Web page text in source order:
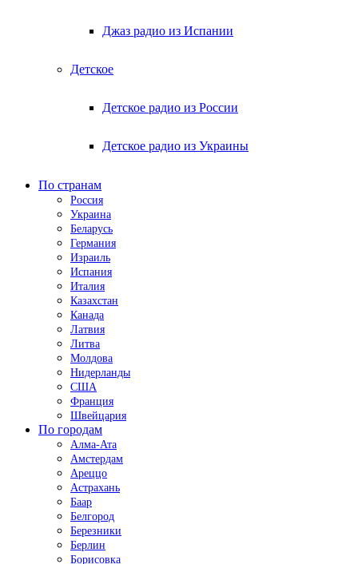
Джаз радио из Испании
Детское
Детское радио из России
Детское радио из Украины
По странам
Россия
Украина
Беларусь
Германия
Израиль
Испания
Италия
Казахстан
Канада
Латвия
Литва
Молдова
Нидерланды
США
Франция
Швейцария
По городам
Алма-Ата
Амстердам
Ареццо
Астрахань
Баар
Белгород
Березники
Берлин
Борисовка